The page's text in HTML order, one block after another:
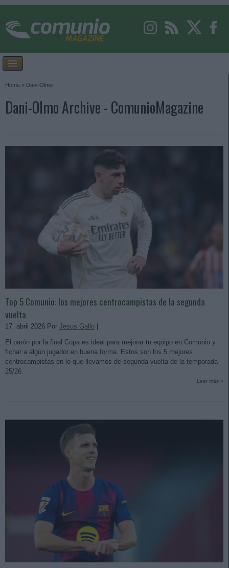
Home » Dani-Olmo
Dani-Olmo Archive - ComunioMagazine
Top 5 Comunio: los mejores centrocampistas de la segunda
vuelta
17. abril 2026 Por Jesus Gallo
El parón por la final Copa es ideal para mejorar tu equipo en Comunio y
fichar a algún jugador en buena forma. Estos son los 5 mejores
centrocampistas en lo que llevamos de segunda vuelta de la temporada
25/26.
Leer más »